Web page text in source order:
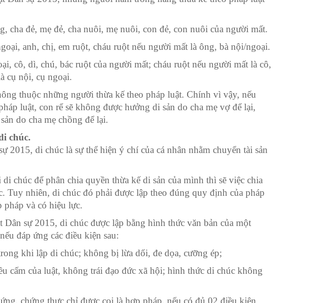
cha đẻ, mẹ đẻ, cha nuôi, mẹ nuôi, con đẻ, con nuôi của người mất.
anh, chị, em ruột, cháu ruột nếu người mất là ông, bà nội/ngoại.
cô, dì, chú, bác ruột của người mất; cháu ruột nếu người mất là cô,
cụ nội, cụ ngoại.
thuộc những người thừa kế theo pháp luật. Chính vì vậy, nếu
luật, con rể sẽ không được hưởng di sản do cha mẹ vợ để lại,
do cha mẹ chồng để lại.
chúc.
di chúc là sự thể hiện ý chí của cá nhân nhằm chuyển tài sản
chúc để phân chia quyền thừa kế di sản của mình thì sẽ việc chia
Tuy nhiên, di chúc đó phải được lập theo đúng quy định của pháp
và có hiệu lực.
sự 2015, di chúc được lập bằng hình thức văn bản của một
đáp ứng các điều kiện sau:
khi lập di chúc; không bị lừa dối, đe dọa, cưỡng ép;
cấm của luật, không trái đạo đức xã hội; hình thức di chúc không